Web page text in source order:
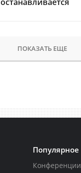
ПОКАЗАТЬ ЕЩЕ
Популярное
Конференции